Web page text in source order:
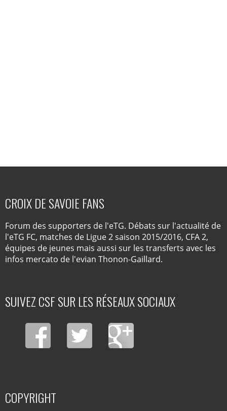
CROIX DE SAVOIE FANS
Forum des supporters de l'eTG. Débats sur l'actualité de
l'eTG FC, matches de Ligue 2 saison 2015/2016, CFA 2,
équipes de jeunes mais aussi sur les transferts avec les
infos mercato de l'evian Thonon-Gaillard.
SUIVEZ CSF SUR LES RÉSEAUX SOCIAUX
COPYRIGHT